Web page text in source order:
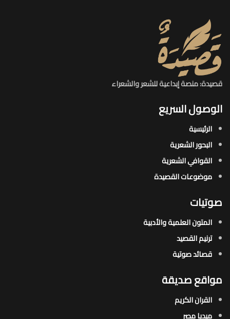
قصيدة: منصة إبداعية للشعر والشعراء
الوصول السريع
الرئيسية
البحور الشعرية​
القوافي الشعرية​
موضوعات القصيدة​
صوتيات
المتون العلمية والأدبية
ترنيم القصيد
قصائد صوتية
مواقع صديقة
القران الكريم
ميديا مصر